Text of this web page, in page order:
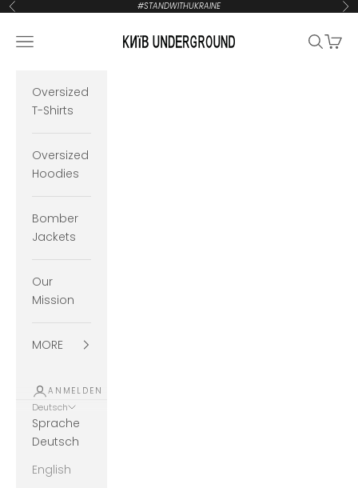
Zum Inhalt springen
Zurück #STANDWITHUKRAINE Vor
KYIVUNDERGROUND
Navigationsmenü öffnen Suche
Oversized
T-Shirts
Oversized
Hoodies
Bomber
Jackets
Our
Mission
MORE
ANMELDEN
Deutsch
Sprache
Deutsch
English